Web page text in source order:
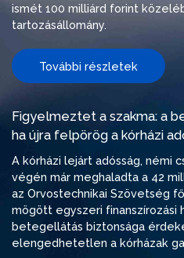
ismét 100 milliárd forint
tartozásállomány.
További részletek
Figyelmeztet a szakma: a
ha újra felpörög a kórházi
A kórházi lejárt adósság, némi
végén már meghaladta a 42
az Orvostechnikai Szövetség
mögött egyszeri finanszírozási
betegellátás biztonsága
elengedhetetlen a kórházak